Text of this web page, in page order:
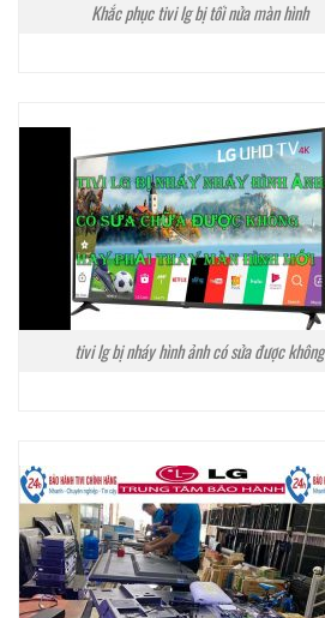
Khắc phục tivi lg bị tối nửa màn hình
tivi lg bị nháy hình ảnh có sửa được không